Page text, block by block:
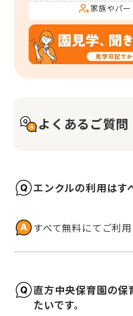
家族やパ
よくあるご質問
エンクルの利用はす
すべて無料にてご利用
直方中央保育園の保
たいです。